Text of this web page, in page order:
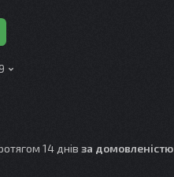
14 днів за домовленістю